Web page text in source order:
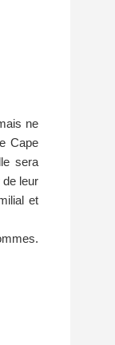
ne
Cape
sera
leur
et